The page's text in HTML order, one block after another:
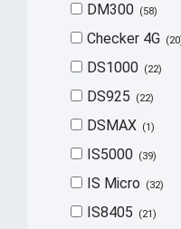
DM300 58
Checker 4G 20
DS1000 22
DS925 22
DSMAX 1
IS5000 39
IS Micro 32
IS8405 21